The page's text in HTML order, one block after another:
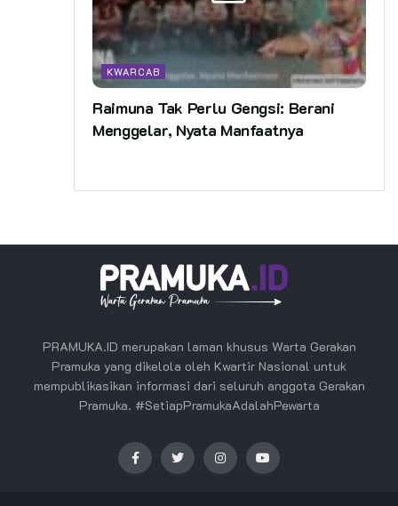
KWARCAB
Raimuna Tak Perlu Gengsi: Berani
Menggelar, Nyata Manfaatnya
PRAMUKA.ID merupakan laman khusus Warta Gerakan
Pramuka yang dikelola oleh Kwartir Nasional untuk
mempublikasikan informasi dari seluruh anggota Gerakan
Pramuka. #SetiapPramukaAdalahPewarta